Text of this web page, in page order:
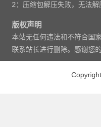
2：压缩包解压失败，无法解
版权声明
本站无任何违法和不符合国
联系站长进行删除。感谢您